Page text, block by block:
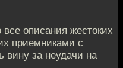
описания жестоких
приемниками с
вину за неудачи на